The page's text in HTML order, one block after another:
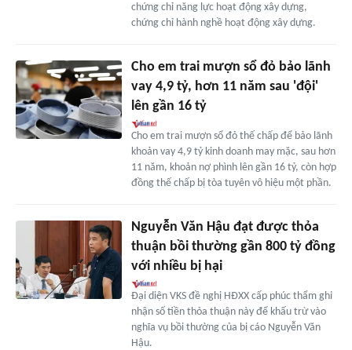
chứng chỉ năng lực hoạt động xây dựng,
chứng chỉ hành nghề hoạt động xây dựng.
Cho em trai mượn sổ đỏ bảo lãnh
vay 4,9 tỷ, hơn 11 năm sau 'đội'
lên gần 16 tỷ
Cho em trai mượn sổ đỏ thế chấp để bảo lãnh
khoản vay 4,9 tỷ kinh doanh may mặc, sau hơn
11 năm, khoản nợ phình lên gần 16 tỷ, còn hợp
đồng thế chấp bị tòa tuyên vô hiệu một phần.
Nguyễn Văn Hậu đạt được thỏa
thuận bồi thường gần 800 tỷ đồng
với nhiều bị hại
Đại diện VKS đề nghị HĐXX cấp phúc thẩm ghi
nhận số tiền thỏa thuận này để khấu trừ vào
nghĩa vụ bồi thường của bị cáo Nguyễn Văn
Hậu.